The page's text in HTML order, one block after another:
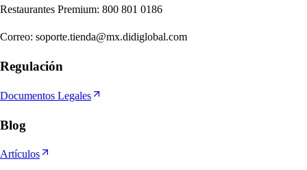
Restaurantes Premium: 800 801 0186
Correo: soporte.tienda@mx.didiglobal.com
Regulación
Documentos Legales
Blog
Artículos